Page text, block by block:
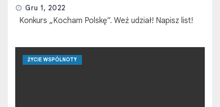
Gru 1, 2022
Konkurs „Kocham Polskę”. Weź udział! Napisz list!
ŻYCIE WSPÓLNOTY